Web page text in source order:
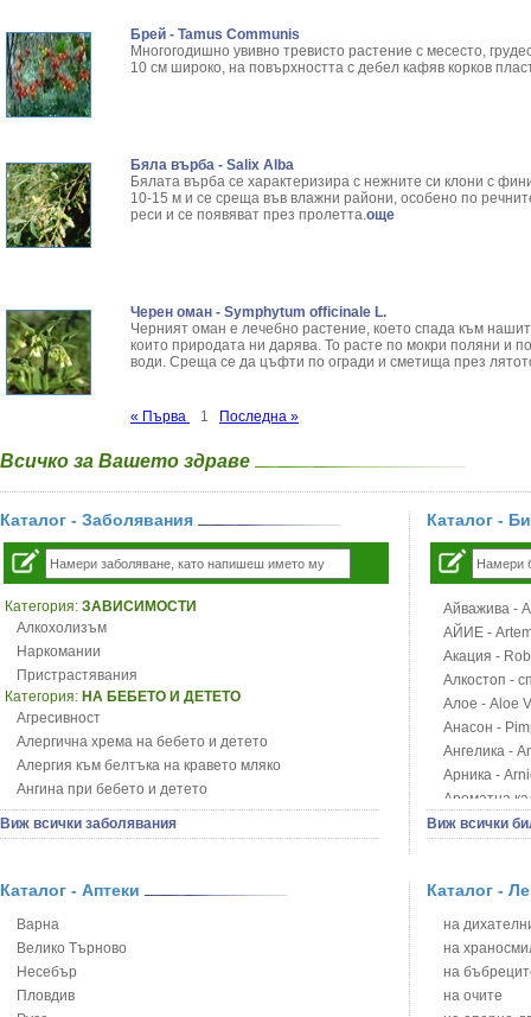
Брей - Tamus Communis
Многогодишно увивно тревисто растение с месесто,
10 см широко, на повърхността с дебел кафяв корков
Бяла върба - Salix Аlba
Бялата върба се характеризира с нежните си клони с
10-15 м и се среща във влажни райони, особено по
реси и се появяват през пролетта.още
Черен оман - Symphytum officinale L.
Черният оман е лечебно растение, което спада към
които природата ни дарява. То расте по мокри поляни и
води. Среща се да цъфти по огради и сметища през
« Първа 1 Последна »
Всичко за Вашето здраве
Каталог - Заболявания
Категория: ЗАВИСИМОСТИ
Алкохолизъм
Наркомании
Пристрастявания
Категория: НА БЕБЕТО И ДЕТЕТО
Агресивност
Алергична хрема на бебето и детето
Алергия към белтъка на кравето мляко
Ангина при бебето и детето
Анемия при бебето и детето
Апетит - пълни деца
Безапетитие при бебето и детето
Бронхит и пневмония при деца
Варицела
Висока температура на бебето и детето
Възпаление на ушите на бебето и детето
Виж всички заболявания
Каталог -
Айважива -
АЙИЕ -
Акация -
Алкостоп -
Алое - Aloe
Анасон -
Ангелика -
Арника -
Ароматна
Арония -
Блатен аир
Блатен
Блян
Бобови
Божур -
Борови
Виж всички
Каталог - Аптеки
Варна
Велико Търново
Несебър
Пловдив
Каталог -
на
на
на
на очите